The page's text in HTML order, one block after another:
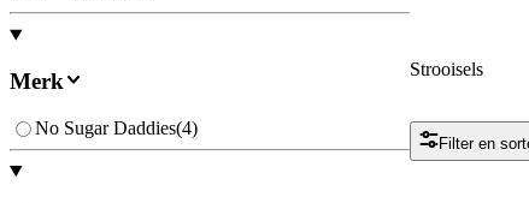
Merk
No Sugar Daddies(4)
Strooisels
Filter en